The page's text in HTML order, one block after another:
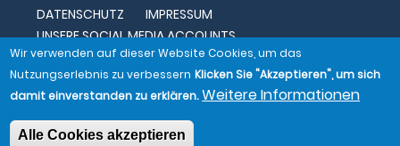
07
FOOTER
LEGALS
DATENSCHUTZ
IMPRESSUM
UNSERE SOCIAL MEDIA ACCOUNTS
08
FOOTER
Wir verwenden auf dieser Website Cookies, um das
Nutzungserlebnis zu verbessern Klicken Sie "Akzeptieren", um sich
damit einverstanden zu erklären. Weitere Informationen
Alle Cookies akzeptieren